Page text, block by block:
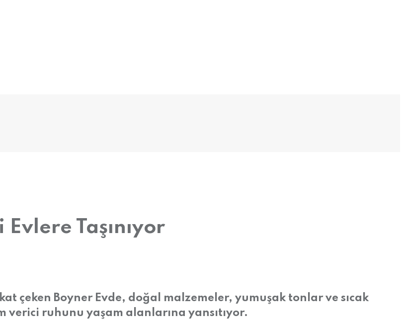
Taşınıyor
çeken Boyner Evde, doğal malzemeler, yumuşak tonlar ve sıcak
verici ruhunu yaşam alanlarına yansıtıyor.